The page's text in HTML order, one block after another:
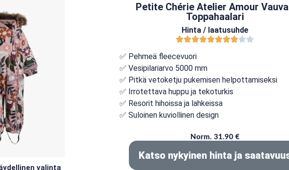
valinta
Petite Chérie Atelier Amour
Toppahaalari
Hinta / laatusuhde
✅ Pehmeä fleecevuori
✅ Vesipilariarvo 5000 mm
✅ Pitkä vetoketju pukemisen helpottamiseksi
✅ Irrotettava huppu ja tekoturkis
✅ Resorit hihoissa ja lahkeissa
✅ Suloinen kuviollinen design
Norm. 31.90 €
Katso nykyinen hinta ja